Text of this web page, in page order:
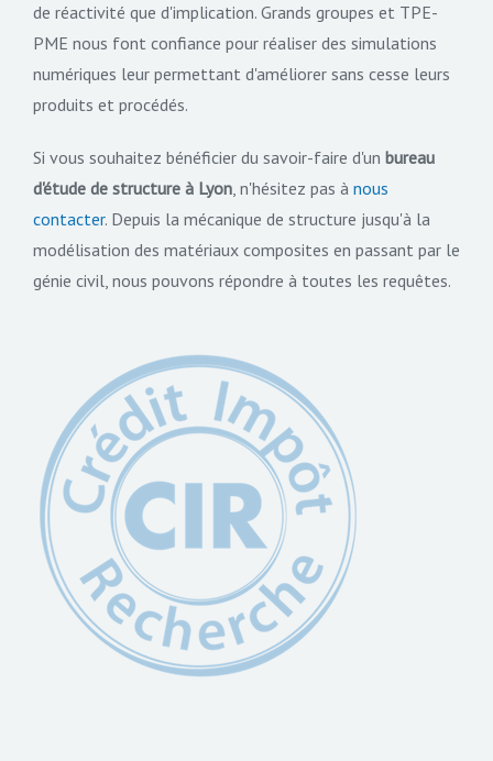
de réactivité que d'implication. Grands groupes et TPE-
PME nous font confiance pour réaliser des simulations
numériques leur permettant d'améliorer sans cesse leurs
produits et procédés.
Si vous souhaitez bénéficier du savoir-faire d'un bureau
d'étude de structure à Lyon, n'hésitez pas à nous
contacter. Depuis la mécanique de structure jusqu'à la
modélisation des matériaux composites en passant par le
génie civil, nous pouvons répondre à toutes les requêtes.